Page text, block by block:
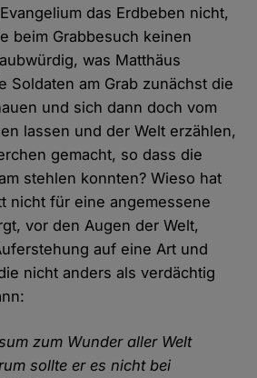
das Erdbeben nicht,
beim Grabbesuch keinen
was Matthäus
Soldaten am Grab zunächst die
und sich dann doch vom
lassen und der Welt erzählen,
gemacht, so dass die
stehlen konnten? Wieso hat
nicht für eine angemessene
vor den Augen der Welt,
auf eine Art und
nicht anders als verdächtig
zum Wunder aller Welt
sollte er es nicht bei